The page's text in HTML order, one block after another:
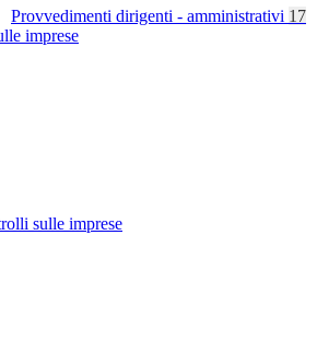
Provvedimenti dirigenti - amministrativi 17
imprese
sulle imprese